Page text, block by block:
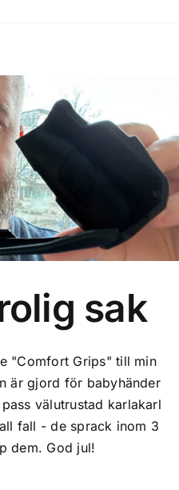
rolig sak
Teknik
sak
"Comfort Grips" till min
är gjord för babyhänder
välutrustad karlakarl
fall - de sprack inom 3
dem. God jul!